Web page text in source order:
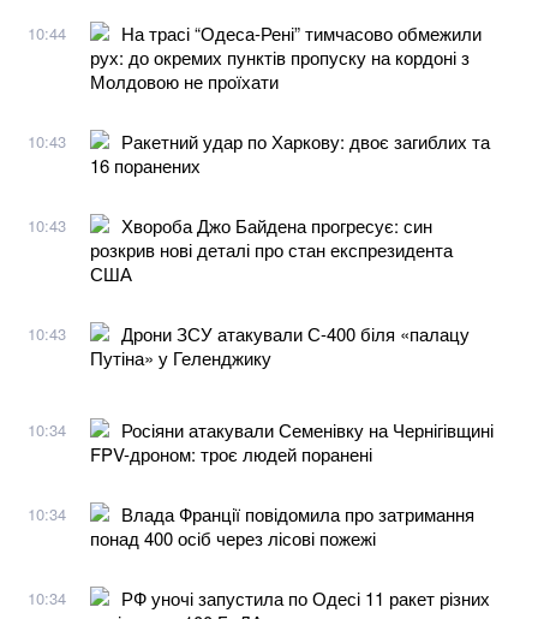
10:44
На трасі “Одеса-Рені” тимчасово обмежили
рух: до окремих пунктів пропуску на кордоні з
Молдовою не проїхати
10:43
Ракетний удар по Харкову: двоє загиблих та
16 поранених
10:43
Хвороба Джо Байдена прогресує: син
розкрив нові деталі про стан експрезидента
США
10:43
Дрони ЗСУ атакували С-400 біля «палацу
Путіна» у Геленджику
10:34
Росіяни атакували Семенівку на Чернігівщині
FPV-дроном: троє людей поранені
10:34
Влада Франції повідомила про затримання
понад 400 осіб через лісові пожежі
10:34
РФ уночі запустила по Одесі 11 ракет різних